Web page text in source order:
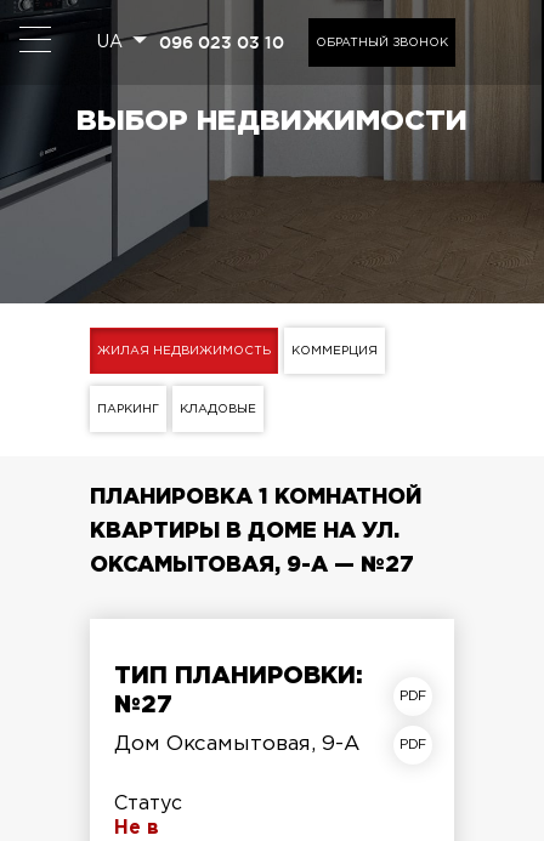
UA 096 023 03 10 ОБРАТНЫЙ ЗВОНОК
ВЫБОР НЕДВИЖИМОСТИ
ЖИЛАЯ НЕДВИЖИМОСТЬ КОММЕРЦИЯ
ПАРКИНГ КЛАДОВЫЕ
ПЛАНИРОВКА 1 КОМНАТНОЙ
КВАРТИРЫ В ДОМЕ НА УЛ.
ОКСАМЫТОВАЯ, 9-А — №27
ТИП ПЛАНИРОВКИ:
№27
Дом Оксамытовая, 9-А
Статус
Не в
план квартиры
план этажа